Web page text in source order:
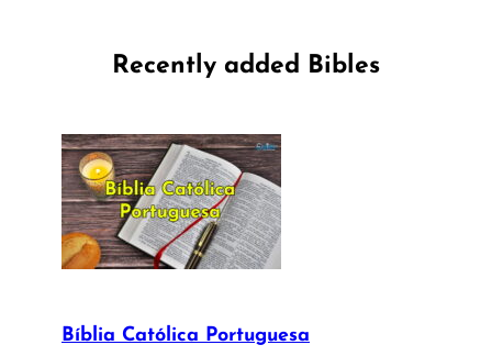
Recently added Bibles
Bíblia Católica Portuguesa